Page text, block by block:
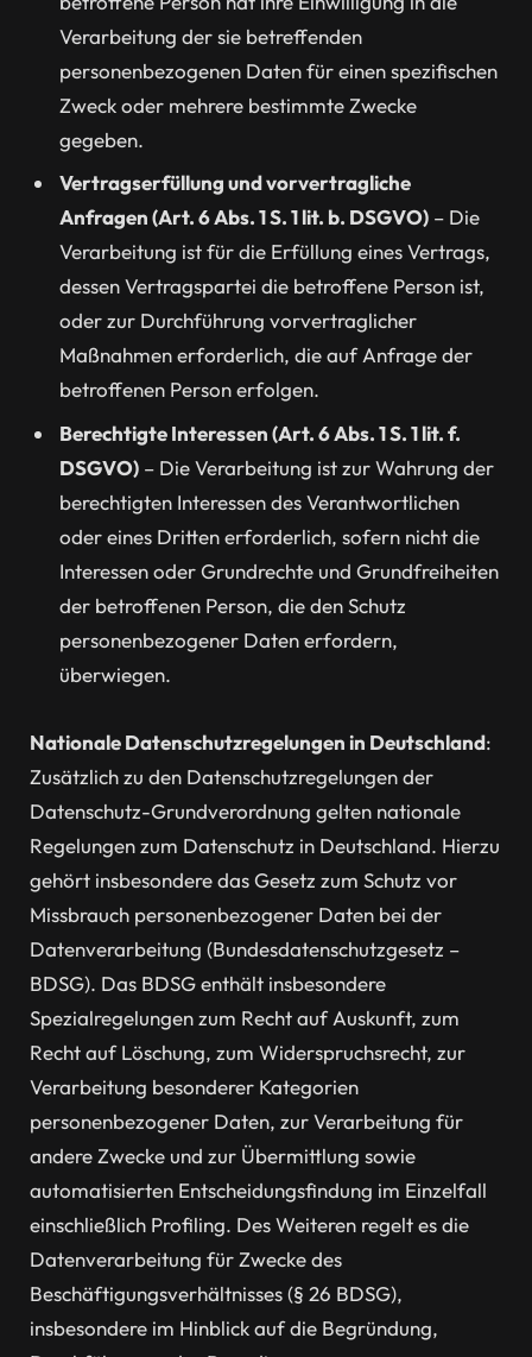
Verarbeitung der sie betreffenden
personenbezogenen Daten für einen spezifischen
Zweck oder mehrere bestimmte Zwecke
gegeben.
Vertragserfüllung und vorvertragliche
Anfragen (Art. 6 Abs. 1 S. 1 lit. b. DSGVO) – Die
Verarbeitung ist für die Erfüllung eines Vertrags,
dessen Vertragspartei die betroffene Person ist,
oder zur Durchführung vorvertraglicher
Maßnahmen erforderlich, die auf Anfrage der
betroffenen Person erfolgen.
Berechtigte Interessen (Art. 6 Abs. 1 S. 1 lit. f.
DSGVO) – Die Verarbeitung ist zur Wahrung der
berechtigten Interessen des Verantwortlichen
oder eines Dritten erforderlich, sofern nicht die
Interessen oder Grundrechte und Grundfreiheiten
der betroffenen Person, die den Schutz
personenbezogener Daten erfordern,
überwiegen.
Nationale Datenschutzregelungen in Deutschland:
Zusätzlich zu den Datenschutzregelungen der
Datenschutz-Grundverordnung gelten nationale
Regelungen zum Datenschutz in Deutschland. Hierzu
gehört insbesondere das Gesetz zum Schutz vor
Missbrauch personenbezogener Daten bei der
Datenverarbeitung (Bundesdatenschutzgesetz –
BDSG). Das BDSG enthält insbesondere
Spezialregelungen zum Recht auf Auskunft, zum
Recht auf Löschung, zum Widerspruchsrecht, zur
Verarbeitung besonderer Kategorien
personenbezogener Daten, zur Verarbeitung für
andere Zwecke und zur Übermittlung sowie
automatisierten Entscheidungsfindung im Einzelfall
einschließlich Profiling. Des Weiteren regelt es die
Datenverarbeitung für Zwecke des
Beschäftigungsverhältnisses (§ 26 BDSG),
insbesondere im Hinblick auf die Begründung,